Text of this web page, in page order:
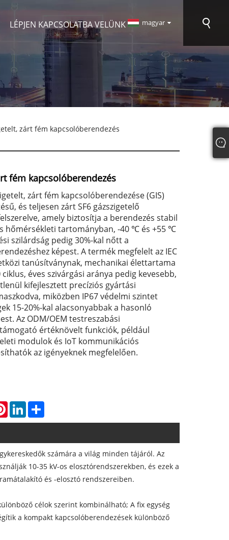
LÉPJEN KAPCSOLATBA VELÜNK magyar
zárt fém kapcsolóberendezés
fém kapcsolóberendezés
zárt fém kapcsolóberendezése (GIS)
és teljesen zárt SF6 gázszigetelő
amely biztosítja a berendezés stabil
hőmérsékleti tartományban, -40 ℃ és +55 ℃
szilárdság pedig 30%-kal nőtt a
képest. A termék megfelelt az IEC
tanúsítványnak, mechanikai élettartama
éves szivárgási aránya pedig kevesebb,
kifejlesztett precíziós gyártási
miközben IP67 védelmi szintet
15-20%-kal alacsonyabbak a hasonló
Az ODM/OEM testreszabási
értéknövelt funkciók, például
modulok és IoT kommunikációs
az igényeknek megfelelően.
PinterestLinkedInShare
számára a világ minden tájáról. Az
10-35 kV-os elosztórendszerekben, és ezek a
és -elosztó rendszereiben.
célok szerint kombinálható; A fix egység
a kompakt kapcsolóberendezések különböző